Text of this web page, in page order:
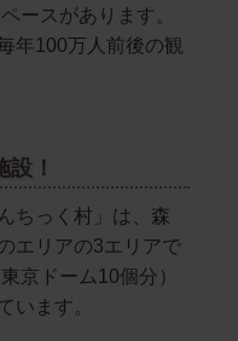
ースがあります。
年100万人前後の観
！
ちっく村」は、森
エリアの3エリアで
京ドーム10個分）
います。